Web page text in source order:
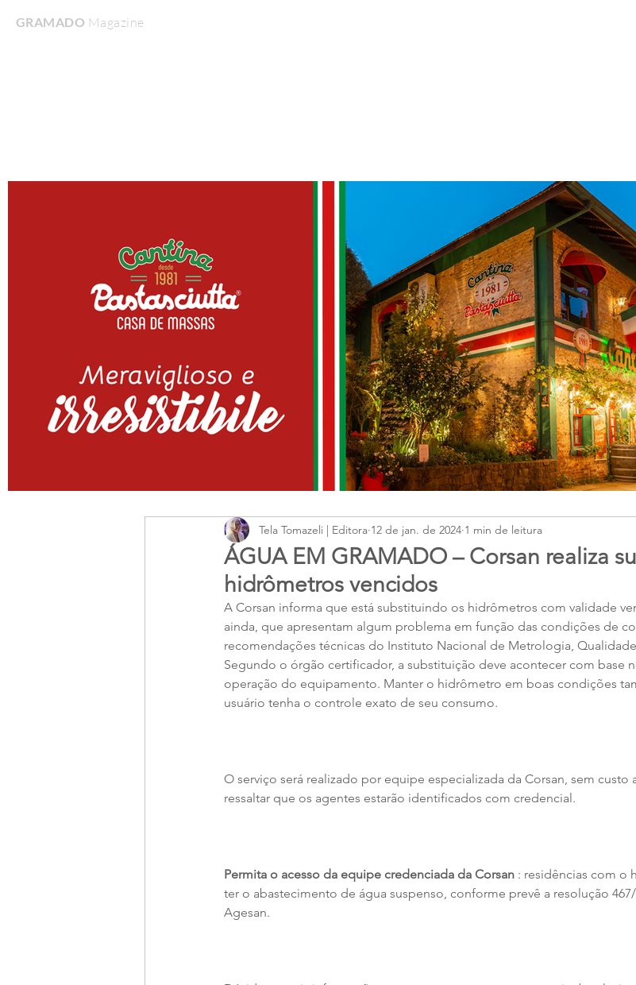
GRAMADO MagazineHome
ÁGUA EM GRAMADO – Corsan realiza
hidrômetros vencidos
Tela Tomazeli | Editora 12 de jan. de 2024 1 min de leitura
A Corsan informa que está substituindo os hidrômetros com validade
ainda, que apresentam algum problema em função das condições de
recomendações técnicas do Instituto Nacional de Metrologia,
Segundo o órgão certificador, a substituição deve acontecer com base
operação do equipamento. Manter o hidrômetro em boas condições
usuário tenha o controle exato de seu consumo.
O serviço será realizado por equipe especializada da Corsan, sem custo
ressaltar que os agentes estarão identificados com credencial.
Permita o acesso da equipe credenciada da Corsan : residências com o
ter o abastecimento de água suspenso, conforme prevê a resolução
Agesan.